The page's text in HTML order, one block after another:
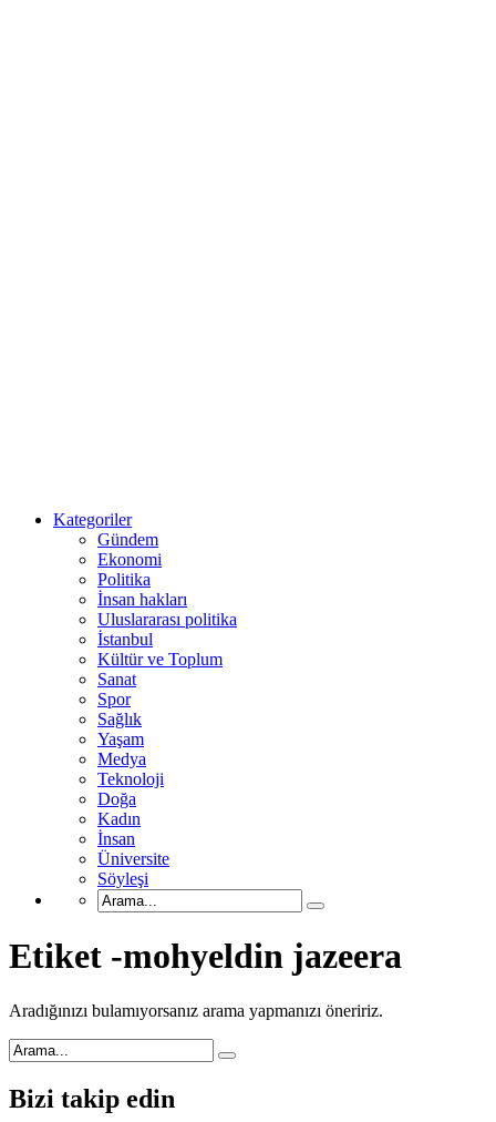
Kategoriler
Gündem
Ekonomi
Politika
İnsan hakları
Uluslararası politika
İstanbul
Kültür ve Toplum
Sanat
Spor
Sağlık
Yaşam
Medya
Teknoloji
Doğa
Kadın
İnsan
Üniversite
Söyleşi
Etiket -mohyeldin jazeera
Aradığınızı bulamıyorsanız arama yapmanızı öneririz.
Bizi takip edin